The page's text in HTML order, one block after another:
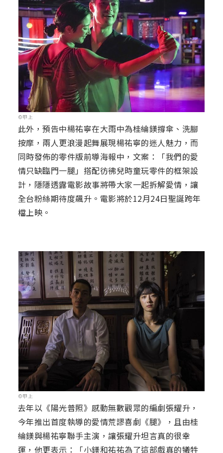
©甲上
此外，預告中楊祐寧在大雨中為桂綸鎂撐傘、洗腳
按摩，兩人更浪漫起舞展現楊祐寧的迷人魅力，而
同時發佈的零件版前導海報中，文案：「我們的愛
情只缺臨門一腿」搭配彷彿兒時童玩零件的框架設
計，隱隱透露電影故事將帶大家一起拆解愛情，讓
全台粉絲期待度飆升。電影將於12月24日聖誕跨年
檔上映。
©甲上
去年以《陽光普照》感動無數觀眾的編劇張耀升，
今年推出首度執導的愛情荒謬喜劇《腿》，且由桂
綸鎂與楊祐寧聯手主演，讓張耀升坦言真的很幸
運，他更表示：「小鎂和祐祐為了這部戲真的犧牲